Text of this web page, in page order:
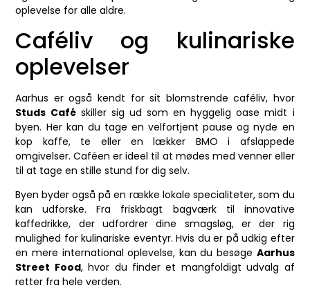
oplevelse for alle aldre.
Caféliv og kulinariske
oplevelser
Aarhus er også kendt for sit blomstrende caféliv, hvor
Studs Caféskiller sig ud som en hyggelig oase midt i
byen. Her kan du tage en velfortjent pause og nyde en
kop kaffe, te eller en lækker BMO i afslappede
omgivelser. Caféen er ideel til at mødes med venner eller
til at tage en stille stund for dig selv.
Byen byder også på en række lokale specialiteter, som du
kan udforske. Fra friskbagt bagværk til innovative
kaffedrikke, der udfordrer dine smagsløg, er der rig
mulighed for kulinariske eventyr. Hvis du er på udkig efter
en mere international oplevelse, kan du besøge Aarhus
Street Food, hvor du finder et mangfoldigt udvalg af
retter fra hele verden.